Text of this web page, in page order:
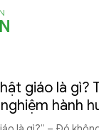
giáo là gì?
hành